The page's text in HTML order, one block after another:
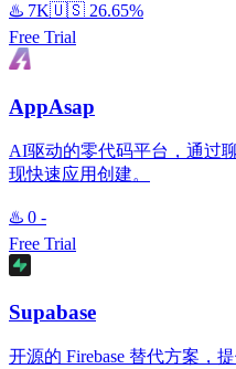
♨️ 7K🇺🇸 26.65%
Free Trial
AppAsap
AI驱动的零代码平台，通过
现快速应用创建。
♨️ 0 -
Free Trial
Supabase
开源的 Firebase 替代方案，